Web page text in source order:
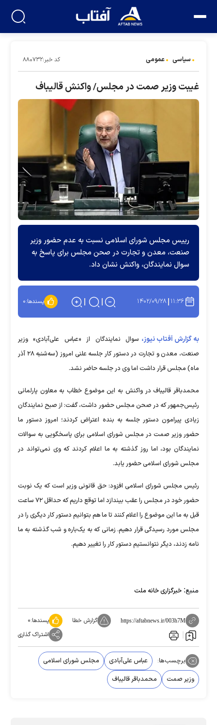
سیاسی عمومی کد خبر:۸۸۰۷۳۲
غیبت وزیر صمت در مجلس/ واکنش قالیباف
رییس مجلس شورای اسلامی نسبت به عدم حضور وزیر
صنعت، معدن و تجارت در صحن مجلس برای پاسخ به
سوال نمایندگان، واکنش نشان داد.
۱۱:۳۶ ۱۴۰۲/۰۹/۲۸ پسندها:۰
به گزارش آفتاب نیوز، سوال نمایندگان از «عباس علی‌آبادی» وزیر
صنعت، معدن و تجارت در دستور کار جلسه علنی امروز (سه‌شنبه ۲۸ آذر
ماه) مجلس قرار داشت اما وی در جلسه حاضر نشد.
محمدباقر قالیباف در واکنش به این موضوع خطاب به معاون پارلمانی
رئیس‌جمهور که در صحن مجلس حضور داشت، گفت: از صبح نمایندگان
زیادی پیرامون دستور جلسه به بنده اعتراض کردند؛ امروز دستور ما
حضور وزیر صمت در مجلس شورای اسلامی برای پاسخگویی به سوالات
نمایندگان بود، اما روز گذشته به ما اعلام کردند که وی نمی‌تواند در
مجلس شورای اسلامی حضور یابد.
رئیس مجلس شورای اسلامی افزود: حق قانونی وزیر است که یک نوبت
حضور خود در مجلس را عقب بیندازد اما توقع داریم که حداقل ۷۲ ساعت
قبل به ما این موضوع را اعلام کنند تا ما هم بتوانیم دستور کار دیگری را در
مجلس مورد رسیدگی قرار دهیم. زمانی که به یک‌باره و شب گذشته به ما
نامه زدند، دیگر نتوانستیم دستور کار را تغییر دهیم.
منبع: خبرگزاری خانه ملت
https://aftabnews.ir/003h7M گزارش خطا پسندها:۰
اشتراک گذاری
برچسب‌ها: عباس علی‌آبادی
مجلس شورای اسلامی
وزیر صمت
محمدباقر قالیباف